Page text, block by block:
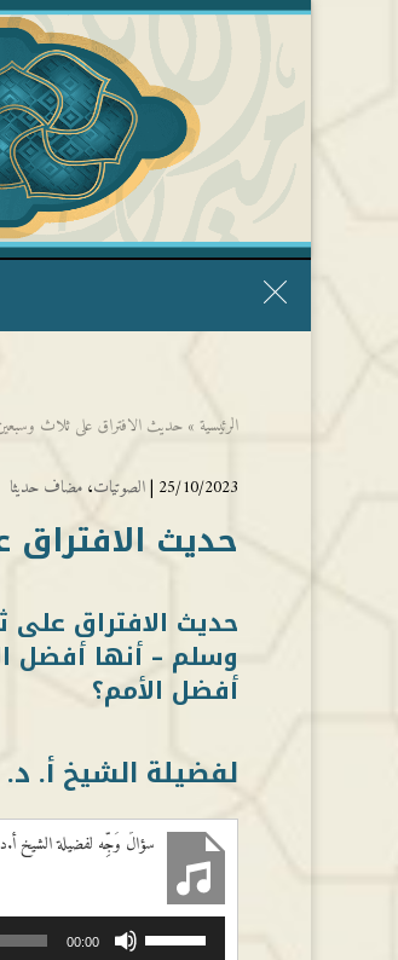
الرئيسية »حديث الافتراق على ثلاث
25/10/2023 | الصوتيات، مضاف حديثا
حديث
حديث الافتراق على
وسلم – أنها أفضل
أفضل الأمم؟
لفضيلة الشيخ أ. د.
سؤالٌ وُجِّه لفضيلة الشيخ
مشغل
الصوت
00:00